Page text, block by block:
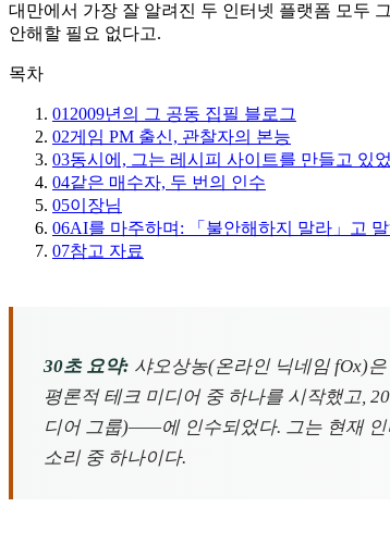
대만에서 가장 잘 알려진 두 인터넷 플랫폼 모두
안해할 필요 없다고.
목차
01 2009년의 그 공동 집필 블로그
02게임 PM 출신, 관찰자의 본능
03동시에, 그는 레시피 사이트를 만들고 있
04같은 매수자, 두 번의 인수
05이장님
06AI를 마주하며: 「불안해하지 말라」고
07참고 자료
30초 요약: 샤오상농(온라인 닉네임 fOx)
평론적 테크 미디어 중 하나를 시작했고,
디어 그룹)——에 인수되었다. 그는 현재
소리 중 하나이다.